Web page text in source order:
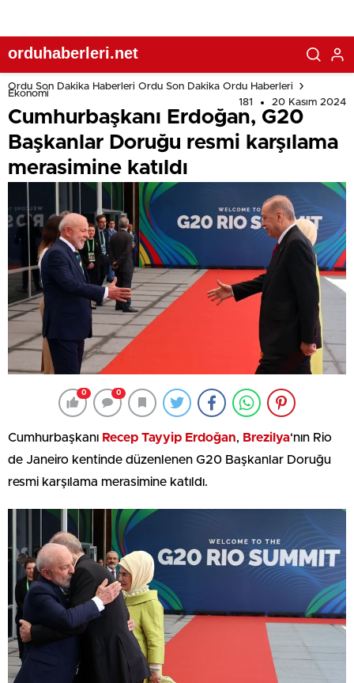
orduhaberleri.net
Ordu Son Dakika Haberleri Ordu Son Dakika Ordu Haberleri
Ekonomi
181
20 Kasım 2024
Cumhurbaşkanı Erdoğan, G20
Başkanlar Doruğu resmi karşılama
merasimine katıldı
0 0
Cumhurbaşkanı Recep Tayyip Erdoğan, Brezilya‘nın Rio
de Janeiro kentinde düzenlenen G20 Başkanlar Doruğu
resmi karşılama merasimine katıldı.